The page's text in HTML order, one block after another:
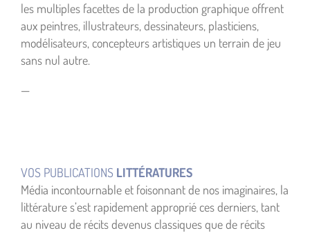
les multiples facettes de la production graphique offrent
aux peintres, illustrateurs, dessinateurs, plasticiens,
modélisateurs, concepteurs artistiques un terrain de jeu
sans nul autre.
—
VOS PUBLICATIONS LITTÉRATURES
Média incontournable et foisonnant de nos imaginaires, la
littérature s’est rapidement approprié ces derniers, tant
au niveau de récits devenus classiques que de récits